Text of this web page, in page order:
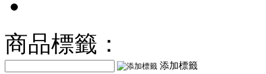
商品標籤：
添加標籤